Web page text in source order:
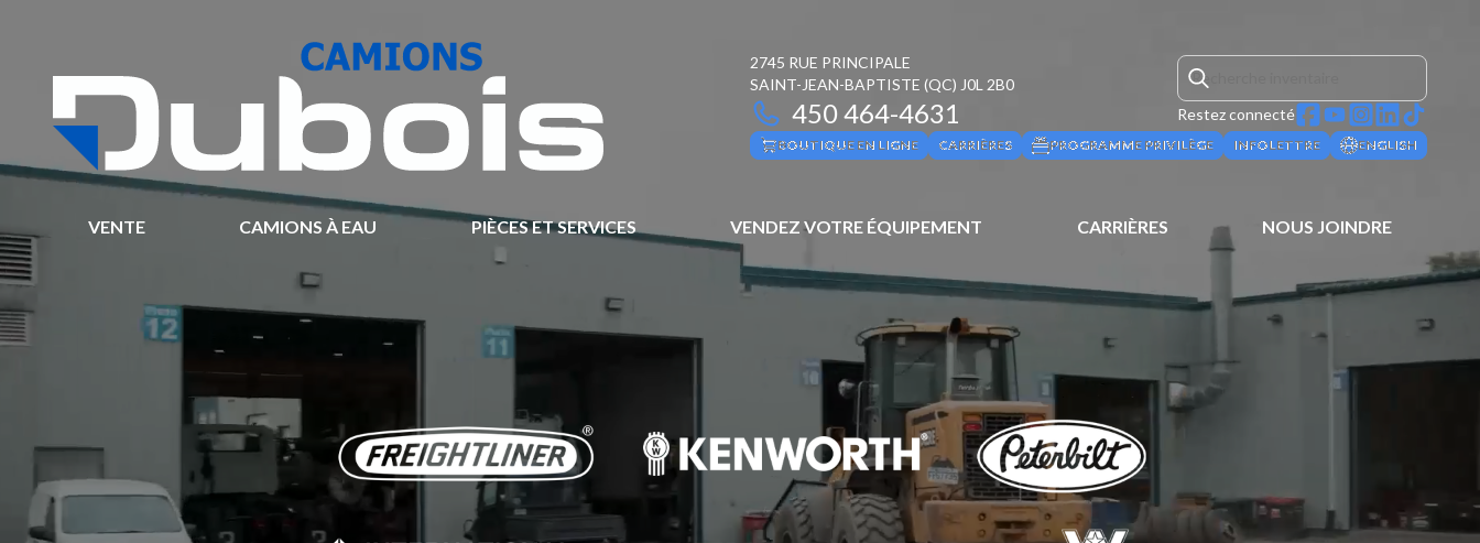
2745 RUE PRINCIPALE
SAINT-JEAN-BAPTISTE (QC) J0L 2B0
450 464-4631 Restez connecté
BOUTIQUE EN LIGNE CARRIÈRES PROGRAMME PRIVILÈGE INFOLETTRE ENGLISH
VENTE CAMIONS À EAU PIÈCES ET SERVICES VENDEZ VOTRE ÉQUIPEMENT CARRIÈRES NOUS JOINDRE